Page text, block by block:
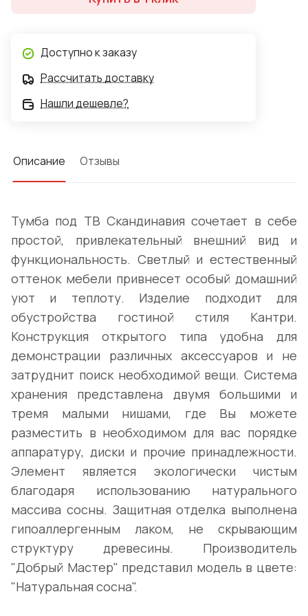
Доступно к заказу
Рассчитать доставку
Нашли дешевле?
Описание Отзывы
Тумба под ТВ Скандинавия сочетает в себе
простой, привлекательный внешний вид и
функциональность. Светлый и естественный
оттенок мебели привнесет особый домашний
уют и теплоту. Изделие подходит для
обустройства гостиной стиля Кантри.
Конструкция открытого типа удобна для
демонстрации различных аксессуаров и не
затруднит поиск необходимой вещи. Система
хранения представлена двумя большими и
тремя малыми нишами, где Вы можете
разместить в необходимом для вас порядке
аппаратуру, диски и прочие принадлежности.
Элемент является экологически чистым
благодаря использованию натурального
массива сосны. Защитная отделка выполнена
гипоаллергенным лаком, не скрывающим
структуру древесины. Производитель
"Добрый Мастер" представил модель в цвете:
"Натуральная сосна".